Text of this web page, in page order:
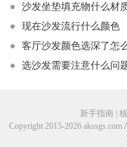
沙发坐垫填充物什么材
现在沙发流行什么颜色
客厅沙发颜色选深了怎
选沙发需要注意什么问
新手指南 |
Copyright 2015-2026